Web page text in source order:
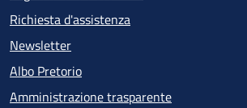
Richiesta d'assistenza
Newsletter
Albo Pretorio
Amministrazione trasparente